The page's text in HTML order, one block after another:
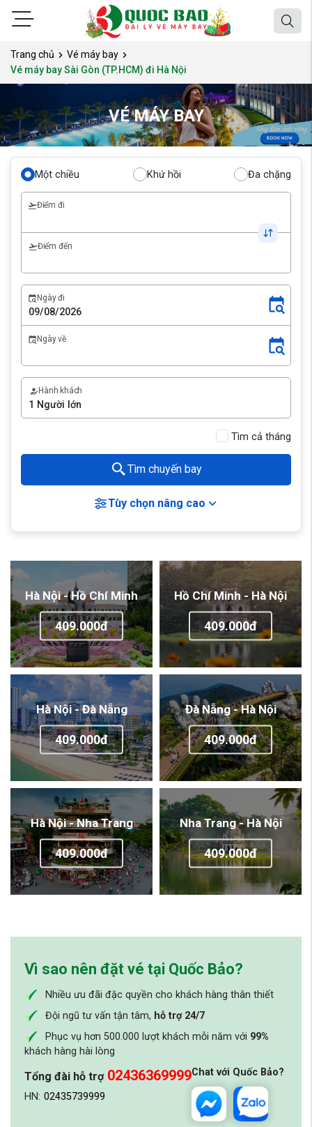
Trang chủ
Vé máy bay
Vé máy bay Sài Gòn (TP.HCM) đi Hà Nội
VÉ MÁY BAY
Một chiều Khứ hồi Đa chặng
Điểm đi
Điểm đến
Ngày đi
Ngày về
Hành khách
Tìm cả tháng
Tìm chuyến bay
Tùy chọn nâng cao
Hà Nội - Hồ Chí Minh
409.000đ
Hồ Chí Minh - Hà Nội
409.000đ
Hà Nội - Đà Nẵng
409.000đ
Đà Nẵng - Hà Nội
409.000đ
Hà Nội - Nha Trang
409.000đ
Nha Trang - Hà Nội
409.000đ
Vì sao nên đặt vé tại Quốc Bảo?
Nhiều ưu đãi đặc quyền cho khách hàng thân thiết
Đội ngũ tư vấn tận tâm, hỗ trợ 24/7
Phục vụ hơn 500.000 lượt khách mỗi năm với 99%
khách hàng hài lòng
Tổng đài hỗ trợ 02436369999
HN: 02435739999
Chat với Quốc Bảo?